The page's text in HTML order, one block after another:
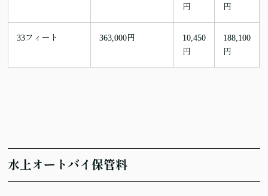
円
円
33フィート 363,000円
10,450
円
188,100
円
水上オートバイ保管料